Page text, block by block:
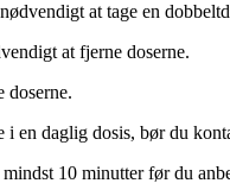
at tage en
at fjerne doserne.
doserne.
en daglig dosis, bør du
10 minutter før du